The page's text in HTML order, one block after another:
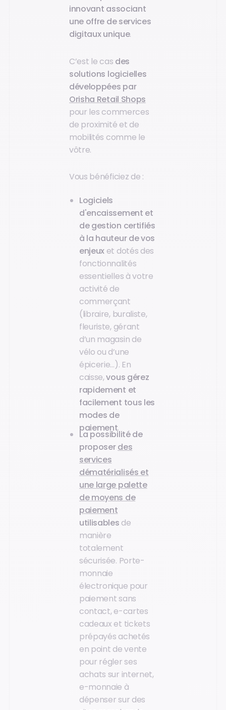
innovant associant
une offre de services
digitaux unique.
C’est le cas des
solutions logicielles
développées par
Orisha Retail Shops
pour les commerces
de proximité et de
mobilités comme le
vôtre.
Vous bénéficiez de :
Logiciels
d'encaissement et
de gestion certifiés
à la hauteur de vos
enjeux et dotés des
fonctionnalités
essentielles à votre
activité de
commerçant
(libraire, buraliste,
fleuriste, gérant
d’un magasin de
vélo ou d’une
épicerie…). En
caisse,vous gérez
rapidement et
facilement tous les
modes de
paiement.
La possibilité de
proposerdes
services
dématérialisés et
une large palette
de moyens de
paiement
utilisables de
manière
totalement
sécurisée. Porte-
monnaie
électronique pour
paiement sans
contact, e-cartes
cadeaux et tickets
prépayés achetés
en point de vente
pour régler ses
achats sur internet,
e-monnaie à
dépenser sur des